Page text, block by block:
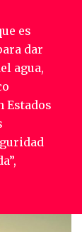
es
dar
agua,
Estados